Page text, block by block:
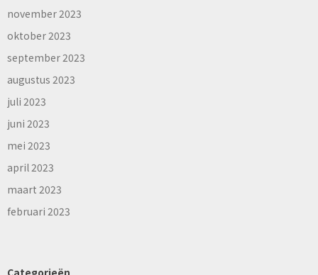
november 2023
oktober 2023
september 2023
augustus 2023
juli 2023
juni 2023
mei 2023
april 2023
maart 2023
februari 2023